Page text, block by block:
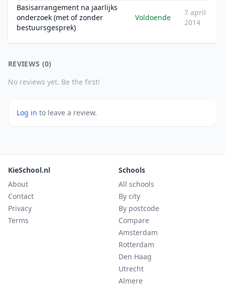
Basisarrangement na jaarlijks
onderzoek (met of zonder
bestuursgesprek)
Voldoende
7 april
2014
REVIEWS (0)
No reviews yet. Be the first!
Log in to leave a review.
KieSchool.nl
About
Contact
Privacy
Terms
Schools
All schools
By city
By postcode
Compare
Amsterdam
Rotterdam
Den Haag
Utrecht
Almere